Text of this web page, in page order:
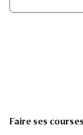
Faire ses courses